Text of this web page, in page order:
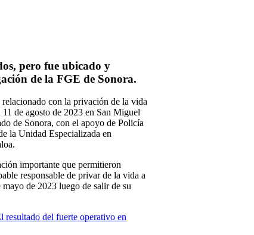
pero fue ubicado y
de la FGE de Sonora.
con la privación de la vida
de agosto de 2023 en San Miguel
de Sonora, con el apoyo de Policía
la Unidad Especializada en
importante que permitieron
responsable de privar de la vida a
mayo de 2023 luego de salir de su
resultado del fuerte operativo en